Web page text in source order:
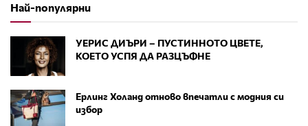
Най-популярни
УЕРИС ДИЪРИ – ПУСТИННОТО ЦВЕТЕ,
КОЕТО УСПЯ ДА РАЗЦЪФНЕ
Ерлинг Холанд отново впечатли с модния си
избор